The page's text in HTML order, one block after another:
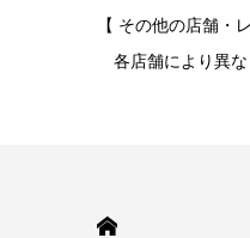
【 その他の店舗・
各店舗により異な